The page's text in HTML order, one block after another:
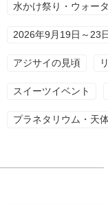
水かけ祭り・ウォー
2026年9月19日～23
アジサイの見頃
スイーツイベント
プラネタリウム・天